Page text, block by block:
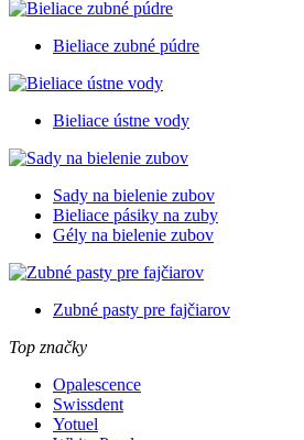
Bieliace zubné púdre
Bieliace ústne vody
Sady na bielenie zubov
Bieliace pásiky na zuby
Gély na bielenie zubov
Zubné pasty pre fajčiarov
Top značky
Opalescence
Swissdent
Yotuel